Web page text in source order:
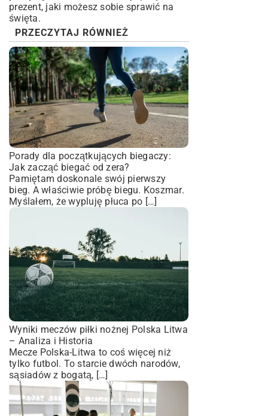
prezent, jaki możesz sobie sprawić na
święta.
PRZECZYTAJ RÓWNIEŻ
Porady dla początkujących biegaczy:
Jak zacząć biegać od zera?
Pamiętam doskonale swój pierwszy
bieg. A właściwie próbę biegu. Koszmar.
Myślałem, że wypluję płuca po […]
Wyniki meczów piłki nożnej Polska Litwa
– Analiza i Historia
Mecze Polska-Litwa to coś więcej niż
tylko futbol. To starcie dwóch narodów,
sąsiadów z bogatą, […]